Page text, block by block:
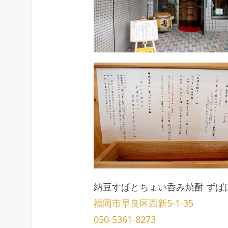
納豆すぱとちょい呑み焼酎 ずば
福岡市早良区西新5-1-35
050-5361-8273